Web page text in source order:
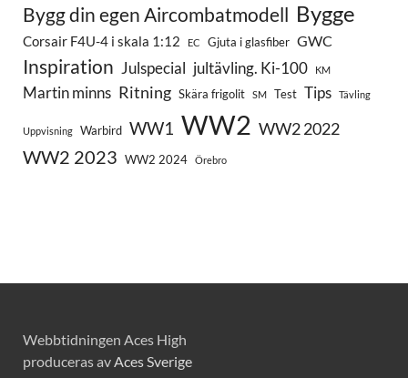
Bygg din egen Aircombatmodell Bygge
Corsair F4U-4 i skala 1:12 EC Gjuta i glasfiber GWC
Inspiration Julspecial jultävling. Ki-100 KM
Martin minns Ritning Skära frigolit SM Test Tips Tävling
Uppvisning Warbird WW1 WW2 WW2 2022
WW2 2023 WW2 2024 Örebro
Webbtidningen Aces High
produceras avAces Sverige